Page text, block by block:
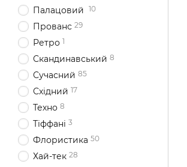
Палацовий 10
Прованс 29
Ретро 1
Скандинавський 8
Сучасний 85
Східний 17
Техно 8
Тіффані 3
Флористика 50
Хай-тек 28